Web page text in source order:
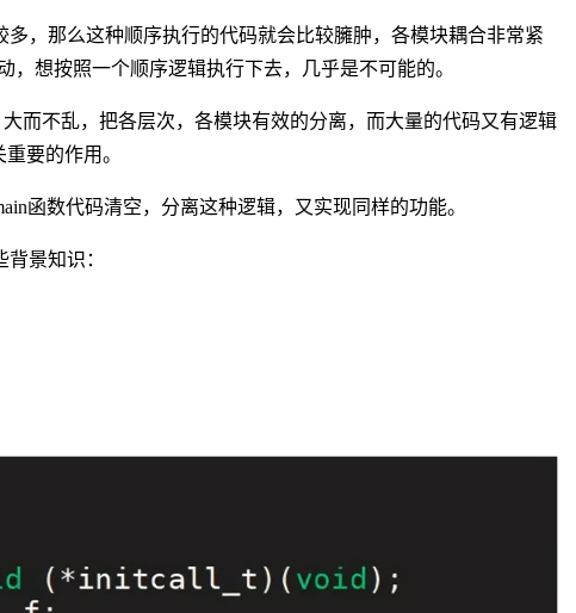
，那么这种顺序执行的代码就会比较臃肿，各模块耦合非常紧
，想按照一个顺序逻辑执行下去，几乎是不可能的。
而不乱，把各层次，各模块有效的分离，而大量的代码又有逻辑
要的作用。
函数代码清空，分离这种逻辑，又实现同样的功能。
景知识：